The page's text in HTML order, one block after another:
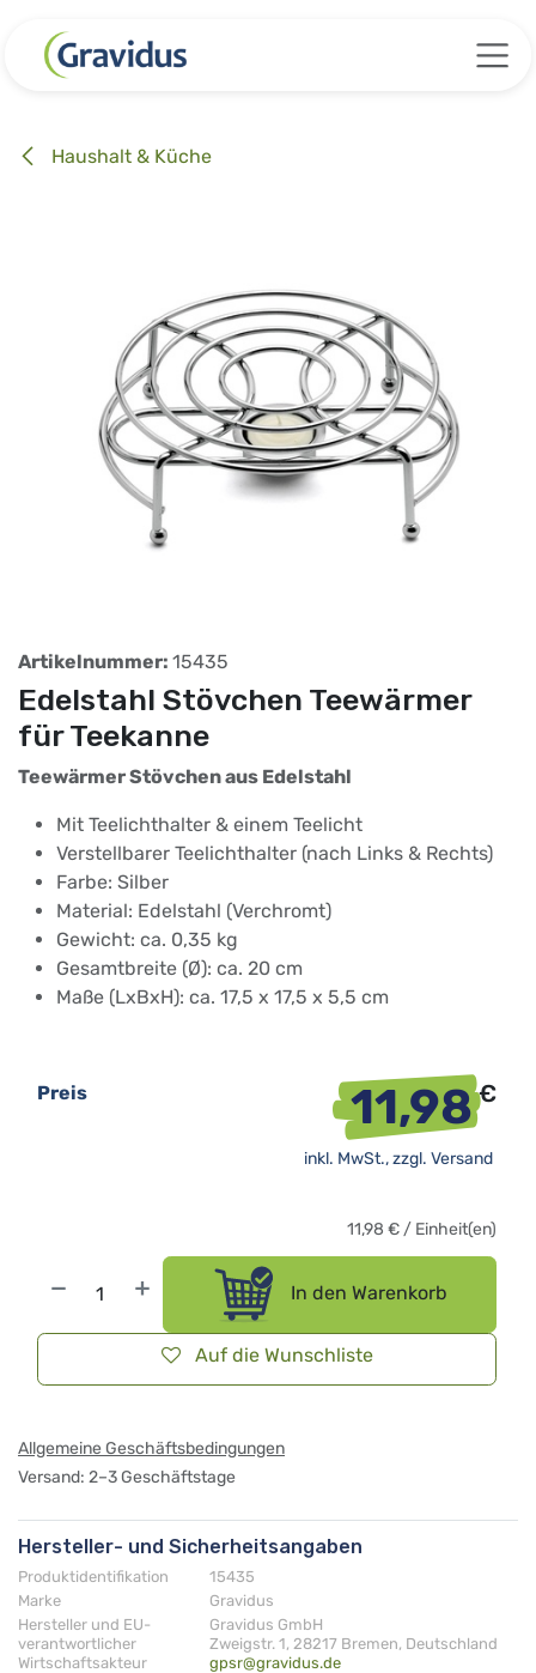
Haushalt & Küche
Artikelnummer: 15435
Edelstahl Stövchen Teewärmer
für Teekanne
Teewärmer Stövchen aus Edelstahl
Mit Teelichthalter & einem Teelicht
Verstellbarer Teelichthalter (nach Links & Rechts)
Farbe: Silber
Material: Edelstahl (Verchromt)
Gewicht: ca. 0,35 kg
Gesamtbreite (Ø): ca. 20 cm
Maße (LxBxH): ca. 17,5 x 17,5 x 5,5 cm
In den Warenkorb
Auf die Wunschliste
Preis 11,98€
inkl. MwSt., zzgl. Versand
11,98 € / Einheit(en)
Allgemeine Geschäftsbedingungen
Versand: 2–3 Geschäftstage
Hersteller- und Sicherheitsangaben
Produktidentifikation
15435
Marke
Gravidus
Hersteller und EU-
verantwortlicher
Wirtschaftsakteur
Gravidus GmbH
Zweigstr. 1, 28217 Bremen, Deutschland
gpsr@gravidus.de